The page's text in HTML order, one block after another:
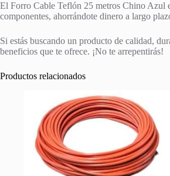
El Forro Cable Teflón 25 metros Chino Azul
componentes, ahorrándote dinero a largo
Si estás buscando un producto de calidad,
beneficios que te ofrece. ¡No te arrepentirás!
Productos relacionados